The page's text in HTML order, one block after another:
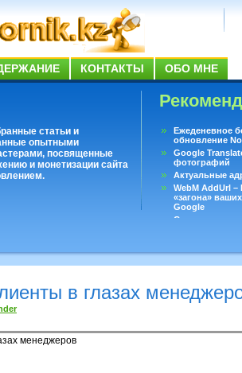
КОНТАКТЫ ОБО МНЕ
статьи и
опытными
посвященные
и монетизации сайта
Ежеденевное
обновление
Google
фотографий
Актуальные
WebM AddUrl
«загона»
Google
Существует
в глазах